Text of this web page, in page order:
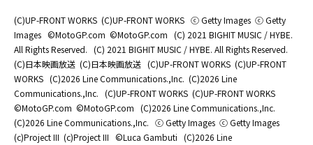
(C)UP-FRONT WORKS (C)UP-FRONT WORKS ⓒ Getty Images ⓒ Getty
Images ©MotoGP.com ©MotoGP.com (C) 2021 BIGHIT MUSIC / HYBE.
All Rights Reserved. (C) 2021 BIGHIT MUSIC / HYBE. All Rights Reserved.
(C)日本映画放送 (C)日本映画放送 (C)UP-FRONT WORKS (C)UP-FRONT
WORKS (C)2026 Line Communications.,Inc. (C)2026 Line
Communications.,Inc. (C)UP-FRONT WORKS (C)UP-FRONT WORKS
©MotoGP.com ©MotoGP.com (C)2026 Line Communications.,Inc.
(C)2026 Line Communications.,Inc. ⓒ Getty Images ⓒ Getty Images
(c)Project III (c)Project III ©Luca Gambuti (C)2026 Line